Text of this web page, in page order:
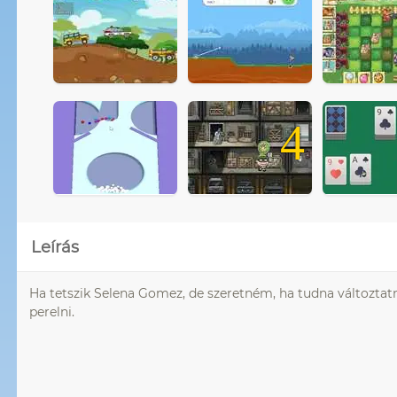
4
Leírás
Ha tetszik Selena Gomez, de szeretném, ha tudna
perelni.